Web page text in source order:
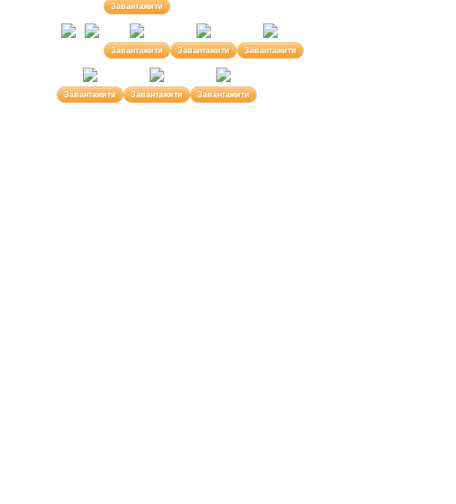
Завантажити
Завантажити Завантажити Завантажити
Завантажити Завантажити Завантажити